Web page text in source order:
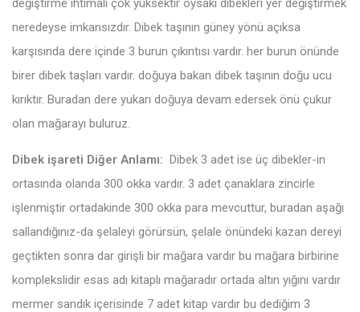
neredeyse imkansızdır. Dibek taşının güney yönü açıksa
karşısında dere içinde 3 burun çıkıntısı vardır. her burun önünde
birer dibek taşları vardır. doğuya bakan dibek taşının doğu ucu
kırıktır. Buradan dere yukarı doğuya devam edersek önü çukur
olan mağarayı buluruz.
Dibek işareti Diğer Anlamı: Dibek 3 adet ise üç dibekler-in
ortasında olanda 300 okka vardır. 3 adet çanaklara zincirle
işlenmiştir ortadakinde 300 okka para mevcuttur, buradan aşağı
sallandığınız-da şelaleyi görürsün, şelale önündeki kazan dereyi
geçtikten sonra dar girişli bir mağara vardır bu mağara birbirine
komplekslidir esas adı kitaplı mağaradır ortada altın yığını vardır
mermer sandık içerisinde 7 adet kitap vardır bu dediğim 3